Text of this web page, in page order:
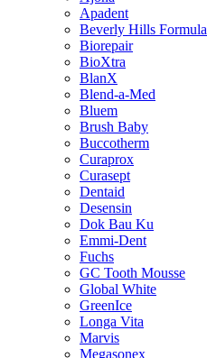
Apadent
Beverly Hills Formula
Biorepair
BioXtra
BlanX
Blend-a-Med
Bluem
Brush Baby
Buccotherm
Curaprox
Curasept
Dentaid
Desensin
Dok Bau Ku
Emmi-Dent
Fuchs
GC Tooth Mousse
Global White
GreenIce
Longa Vita
Marvis
Megasonex